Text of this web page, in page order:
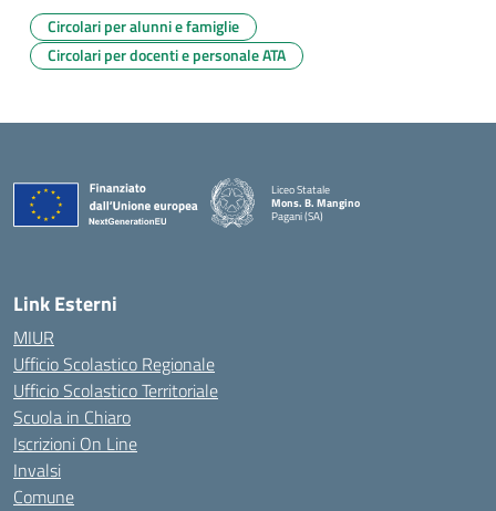
Circolari per alunni e famiglie
Circolari per docenti e personale ATA
Liceo Statale
Mons. B. Mangino
Pagani (SA)
— Visita la pagina iniziale della scuola
Link Esterni
MIUR
Ufficio Scolastico Regionale
Ufficio Scolastico Territoriale
Scuola in Chiaro
Iscrizioni On Line
Invalsi
Comune